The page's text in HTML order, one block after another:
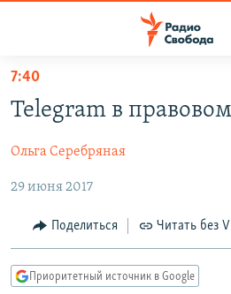
упрощенного
доступа
содержанию
Вернутся
главной
навигации
ПРОГРАММЫ
ПОДКАСТЫ
АВТОРСКИЕ ПРОЕКТЫ
ЦИТАТЫ СВОБОДЫ
МНЕНИЯ
КУЛЬТУРА
IDEL.РЕАЛИИ
7:40
Telegram в
Ольга Серебряная
29 июня 2017
Поделиться Читать без
Приоритетный источник в Google